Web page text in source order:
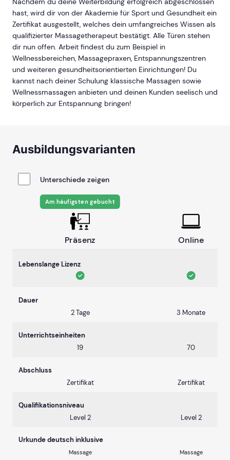
hast, wird dir von der Akademie für Sport und Gesundheit ein
Zertifikat ausgestellt, welches dein umfangreiches Wissen als
qualifizierter Massagetherapeut bestätigt. Alle Türen stehen
dir nun offen. Arbeit findest du zum Beispiel in
Wellnessbereichen, Massagepraxen, Entspannungszentren
und weiteren gesundheitsorientierten Einrichtungen! Du
kannst nach deiner Schulung klassische Massagen sowie
Wellnessmassagen anbieten und deinen Kunden seelisch und
körperlich zur Entspannung bringen!
Ausbildungsvarianten
Unterschiede zeigen
Präsenz
Am häufigsten gebucht
Online
Lebenslange Lizenz
Dauer
2 Tage
3 Monate
Unterrichtseinheiten
19
70
Abschluss
Zertifikat
Zertifikat
Qualifikationsniveau
Level 2
Level 2
Urkunde deutsch inklusive
Massage Massage